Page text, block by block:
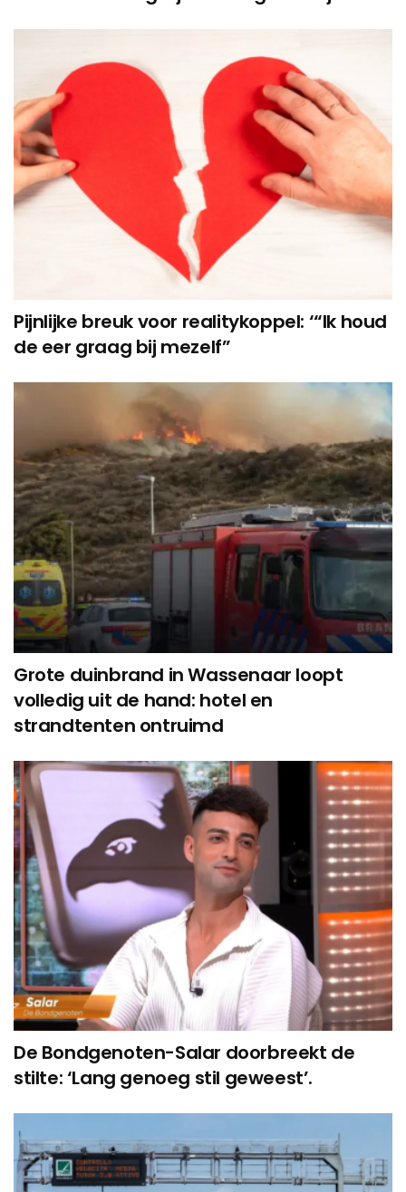
Pijnlijke breuk voor realitykoppel: ‘“Ik houd
de eer graag bij mezelf”
Grote duinbrand in Wassenaar loopt
volledig uit de hand: hotel en
strandtenten ontruimd
De Bondgenoten-Salar doorbreekt de
stilte: ‘Lang genoeg stil geweest’.